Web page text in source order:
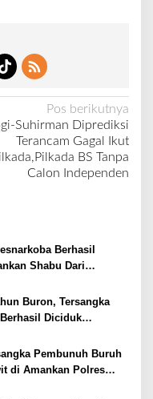
Pos berikutnya
Suhirman Diprediksi
Terancam Gagal Ikut
BS Tanpa
Calon Independen
Berhasil
Shabu Dari
Buron, Tersangka
Diciduk
Pembunuh Buruh
di Amankan Polres